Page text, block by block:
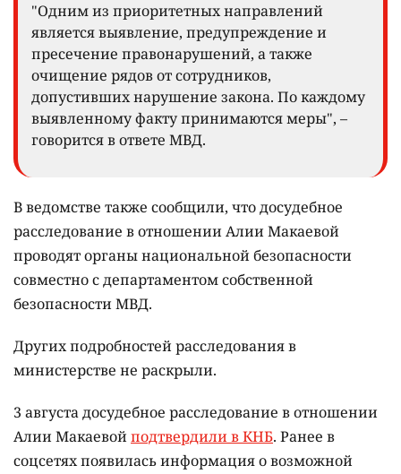
"Одним из приоритетных направлений
является выявление, предупреждение и
пресечение правонарушений, а также
очищение рядов от сотрудников,
допустивших нарушение закона. По каждому
выявленному факту принимаются меры", –
говорится в ответе МВД.
В ведомстве также сообщили, что досудебное
расследование в отношении Алии Макаевой
проводят органы национальной безопасности
совместно с департаментом собственной
безопасности МВД.
Других подробностей расследования в
министерстве не раскрыли.
3 августа досудебное расследование в отношении
Алии Макаевойподтвердили в КНБ. Ранее в
соцсетях появилась информация о возможной